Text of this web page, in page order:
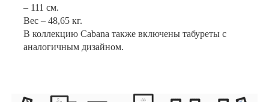
– 111 см.
Вес – 48,65 кг.
В коллекцию Cabana также включены табуреты с
аналогичным дизайном.